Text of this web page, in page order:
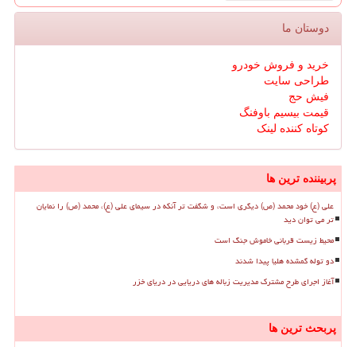
دوستان ما
خرید و فروش خودرو
طراحی سایت
فیش حج
قیمت بیسیم باوفنگ
کوتاه کننده لینک
پربیننده ترین ها
علی (ع) خود محمد (ص) دیگری است، و شگفت تر آنکه در سیمای علی (ع)، محمد (ص) را نمایان
تر می توان دید
محیط زیست قربانی خاموش جنگ است
دو توله گمشده هلیا پیدا شدند
آغاز اجرای طرح مشترک مدیریت زباله های دریایی در دریای خزر
پربحث ترین ها